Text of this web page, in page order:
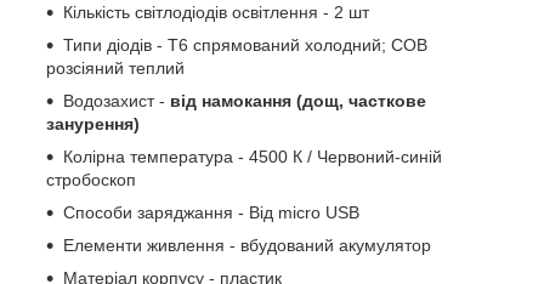
Кількість світлодіодів освітлення - 2 шт
Типи діодів - T6 спрямований холодний; COB
розсіяний теплий
Водозахист - від намокання (дощ, часткове
занурення)
Колірна температура - 4500 К / Червоний-синій
стробоскоп
Способи заряджання - Від micro USB
Елементи живлення - вбудований акумулятор
Матеріал корпусу - пластик